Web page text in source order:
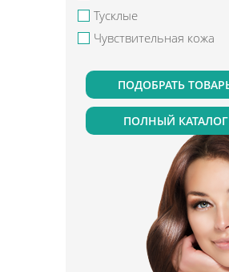
Тусклые
Чувствительная кожа
ПОЛНЫЙ КАТАЛОГ